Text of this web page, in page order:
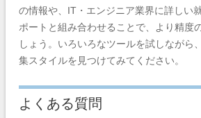
の情報や、IT・エンジニア業界に詳しい
ポートと組み合わせることで、より精度
しょう。いろいろなツールを試しながら
集スタイルを見つけてみてください。
よくある質問